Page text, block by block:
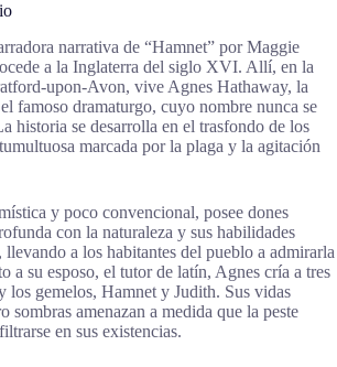
narrativa de “Hamnet” por Maggie
a la Inglaterra del siglo XVI. Allí, en la
upon-Avon, vive Agnes Hathaway, la
famoso dramaturgo, cuyo nombre nunca se
historia se desarrolla en el trasfondo de los
marcada por la plaga y la agitación
y poco convencional, posee dones
con la naturaleza y sus habilidades
a los habitantes del pueblo a admirarla
a su esposo, el tutor de latín, Agnes cría a tres
los gemelos, Hamnet y Judith. Sus vidas
sombras amenazan a medida que la peste
en sus existencias.